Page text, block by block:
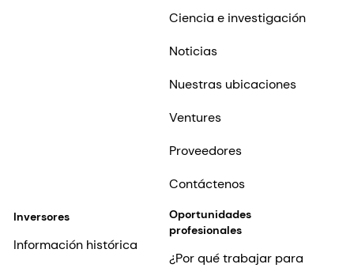
Ciencia e investigación
Noticias
Nuestras ubicaciones
Ventures
Proveedores
Contáctenos
Inversores
Información histórica
Oportunidades
profesionales
¿Por qué trabajar para